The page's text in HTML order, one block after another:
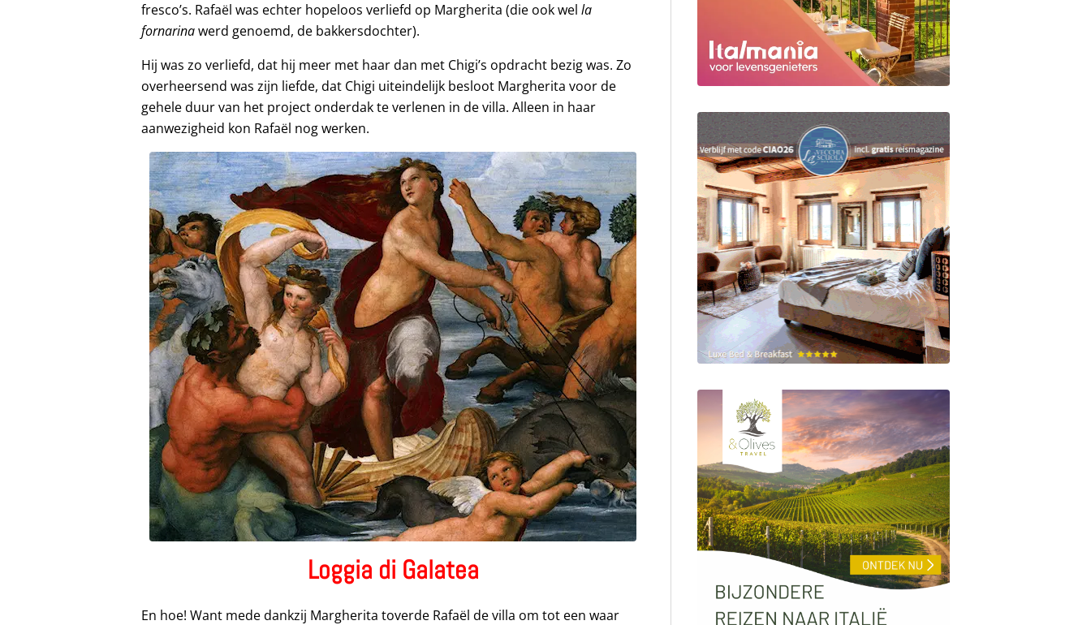
fresco’s. Rafaël was echter hopeloos verliefd op Margherita (die ook wella
fornarinawerd genoemd, de bakkersdochter).
Hij was zo verliefd, dat hij meer met haar dan met Chigi’s opdracht bezig was. Zo
overheersend was zijn liefde, dat Chigi uiteindelijk besloot Margherita voor de
gehele duur van het project onderdak te verlenen in de villa. Alleen in haar
aanwezigheid kon Rafaël nog werken.
Loggia di Galatea
En hoe! Want mede dankzij Margherita toverde Rafaël de villa om tot een waar